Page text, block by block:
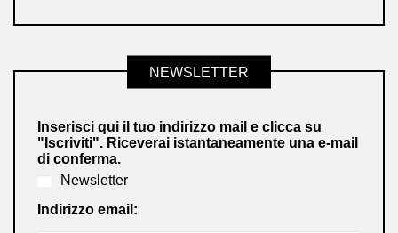
NEWSLETTER
Inserisci qui il tuo indirizzo mail e clicca su
"Iscriviti". Riceverai istantaneamente una e-mail
di conferma.
Newsletter
Indirizzo email: